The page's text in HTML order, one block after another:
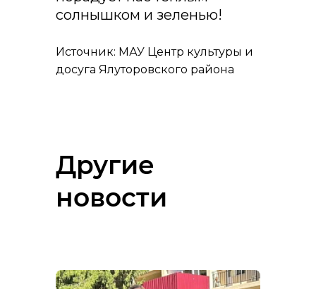
солнышком и зеленью!
Источник: МАУ Центр культуры и
досуга Ялуторовского района
Другие
новости